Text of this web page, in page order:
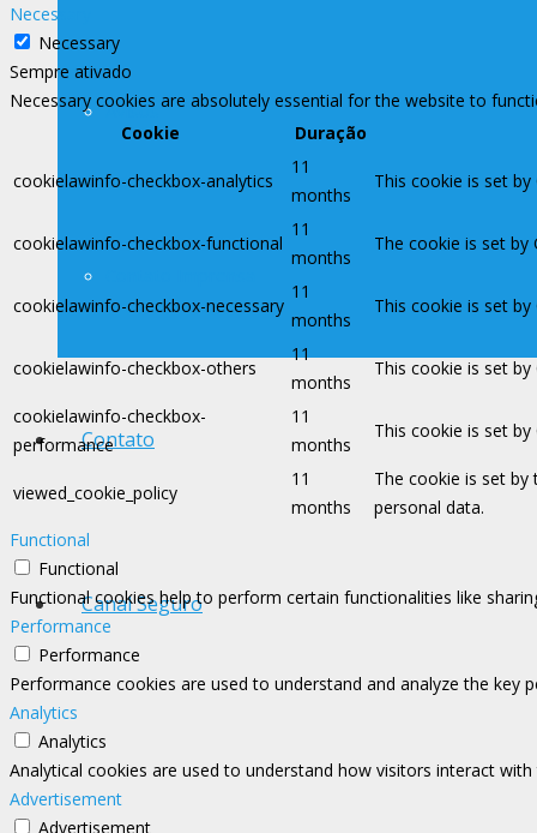
Avisos
Contato
Canal Seguro
Necessary
Necessary
Sempre ativado
Necessary cookies are absolutely essential for the website to
Cookie
Duração
cookielawinfo-checkbox-analytics
11
months
This cookie is set
cookielawinfo-checkbox-functional
11
months
The cookie is set
cookielawinfo-checkbox-necessary
11
months
This cookie is set
cookielawinfo-checkbox-others
11
months
This cookie is set
cookielawinfo-checkbox-
performance
11
months
This cookie is set
viewed_cookie_policy
11
months
The cookie is set
personal data.
Functional
Functional
Functional cookies help to perform certain functionalities like
Performance
Performance
Performance cookies are used to understand and analyze the key
Analytics
Analytics
Analytical cookies are used to understand how visitors interact
Advertisement
Advertisement